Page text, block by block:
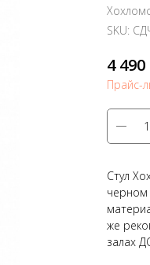
SKU:
4 490
Прайс-
Стул
черном
же
залах